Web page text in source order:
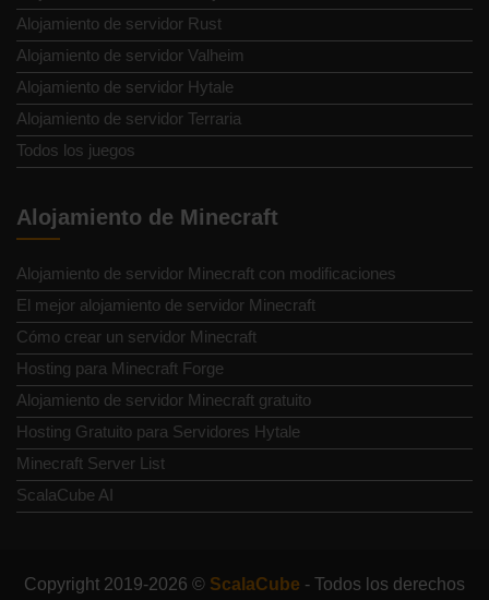
Alojamiento de servidor Rust
Alojamiento de servidor Valheim
Alojamiento de servidor Hytale
Alojamiento de servidor Terraria
Todos los juegos
Alojamiento de Minecraft
Alojamiento de servidor Minecraft con modificaciones
El mejor alojamiento de servidor Minecraft
Cómo crear un servidor Minecraft
Hosting para Minecraft Forge
Alojamiento de servidor Minecraft gratuito
Hosting Gratuito para Servidores Hytale
Minecraft Server List
ScalaCube AI
Copyright 2019-2026 © ScalaCube - Todos los derechos